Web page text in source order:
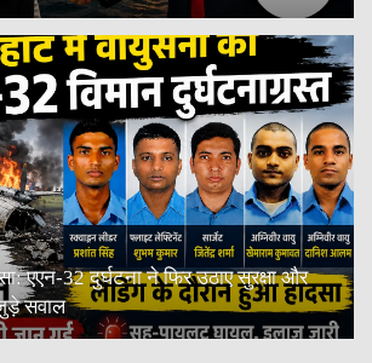
एएन-32 दुर्घटना ने फिर उठाए सुरक्षा और
सवाल